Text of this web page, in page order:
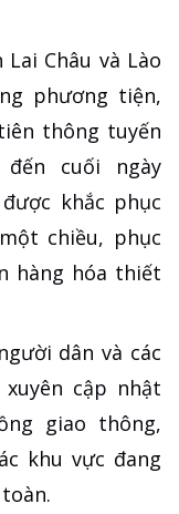
Châu và Lào
phương tiện,
thông tuyến
cuối ngày
khắc phục
chiều, phục
hàng hóa thiết
dân và các
cập nhật
giao thông,
khu vực đang